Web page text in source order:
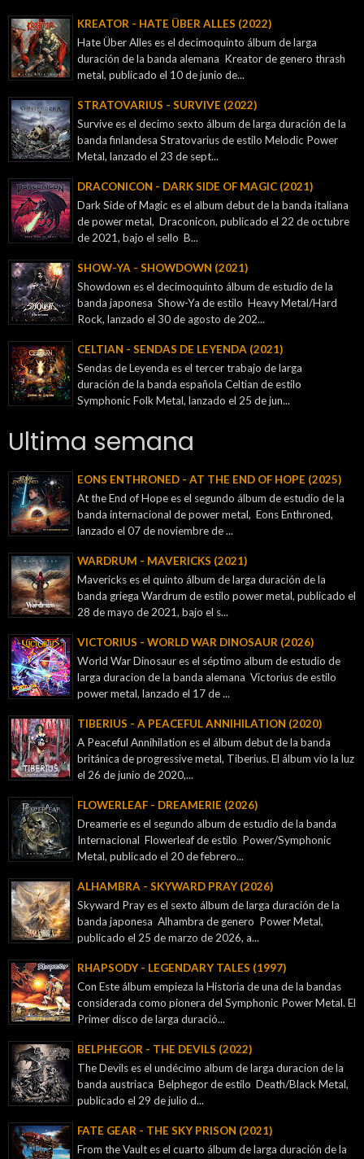
KREATOR - ‎HATE ÜBER ALLES (2022)
Hate Über Alles es el decimoquinto álbum de larga
duración de la banda alemana Kreator de genero thrash
metal, publicado el 10 de junio de...
STRATOVARIUS - SURVIVE (2022)
Survive es el decimo sexto álbum de larga duración de la
banda finlandesa Stratovarius de estilo Melodic Power
Metal, lanzado el 23 de sept...
DRACONICON - DARK SIDE OF MAGIC (2021)
Dark Side of Magic es el album debut de la banda italiana
de power metal, Draconicon, publicado el 22 de octubre
de 2021, bajo el sello B...
SHOW-YA - SHOWDOWN (2021)
Showdown es el decimoquinto álbum de estudio de la
banda japonesa Show-Ya de estilo Heavy Metal/Hard
Rock, lanzado el 30 de agosto de 202...
CELTIAN - SENDAS DE LEYENDA (2021)
Sendas de Leyenda es el tercer trabajo de larga
duración de la banda española Celtian de estilo
Symphonic Folk Metal, lanzado el 25 de jun...
Ultima semana
EONS ENTHRONED - AT THE END OF HOPE (2025)
At the End of Hope es el segundo álbum de estudio de la
banda internacional de power metal, Eons Enthroned,
lanzado el 07 de noviembre de ...
WARDRUM - MAVERICKS (2021)
Mavericks es el quinto álbum de larga duración de la
banda griega Wardrum de estilo power metal, publicado el
28 de mayo de 2021, bajo el s...
VICTORIUS - WORLD WAR DINOSAUR (2026)
World War Dinosaur es el séptimo album de estudio de
larga duracion de la banda alemana Victorius de estilo
power metal, lanzado el 17 de ...
TIBERIUS - A PEACEFUL ANNIHILATION (2020)
A Peaceful Annihilation es el álbum debut de la banda
británica de progressive metal, Tiberius. El álbum vio la luz
el 26 de junio de 2020,...
FLOWERLEAF - DREAMERIE (2026)
Dreamerie es el segundo album de estudio de la banda
Internacional Flowerleaf de estilo Power/Symphonic
Metal, publicado el 20 de febrero...
ALHAMBRA - SKYWARD PRAY (2026)
Skyward Pray es el sexto álbum de larga duración de la
banda japonesa Alhambra de genero Power Metal,
publicado el 25 de marzo de 2026, a...
RHAPSODY - LEGENDARY TALES (1997)
Con Este álbum empieza la Historia de una de la bandas
considerada como pionera del Symphonic Power Metal. El
Primer disco de larga duració...
BELPHEGOR - THE DEVILS (2022)
The Devils es el undécimo album de larga duracion de la
banda austriaca Belphegor de estilo Death/Black Metal,
publicado el 29 de julio d...
FATE GEAR - THE SKY PRISON (2021)
From the Vault es el cuarto álbum de larga duración de la